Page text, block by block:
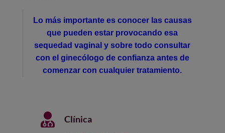
Lo más importante es conocer las causas
que pueden estar provocando esa
sequedad vaginal y sobre todo consultar
con el ginecólogo de confianza antes de
comenzar con cualquier tratamiento.

Clínica